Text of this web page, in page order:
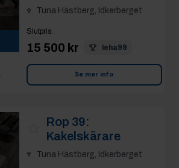
Tuna Hästberg, Idkerberget
Slutpris:
15 500 kr leha99
Se mer info
Rop 39:
Kakelskärare
Tuna Hästberg, Idkerberget